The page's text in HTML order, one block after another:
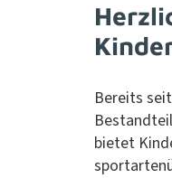
Bere­its
bietet